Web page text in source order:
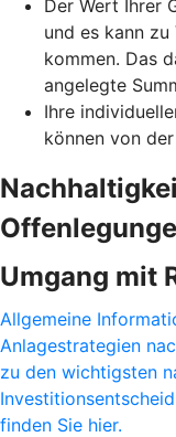
Der Wert Ihrer
und es kann
kommen. Das
angelegte
Ihre
können von
Umgang mit
Allgemeine
Anlagestrategien
zu den wichtigsten
finden Sie hier.